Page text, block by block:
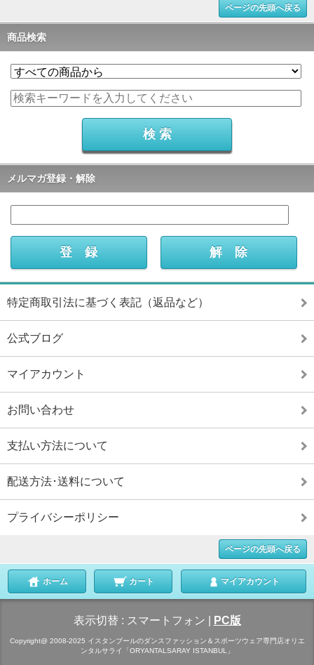
ページの先頭へ戻る
商品検索
メルマガ登録・解除
特定商取引法に基づく表記（返品など）
公式ブログ
マイアカウント
お問い合わせ
支払い方法について
配送方法･送料について
プライバシーポリシー
ページの先頭へ戻る
ホーム カート マイアカウント
表示切替 : スマートフォン PC版
Copyright@ 2008-2025 イスタンブールのダンスファッション＆スポーツウェア専門店オリエ
ンタルサライ「ORYANTALSARAY ISTANBUL」